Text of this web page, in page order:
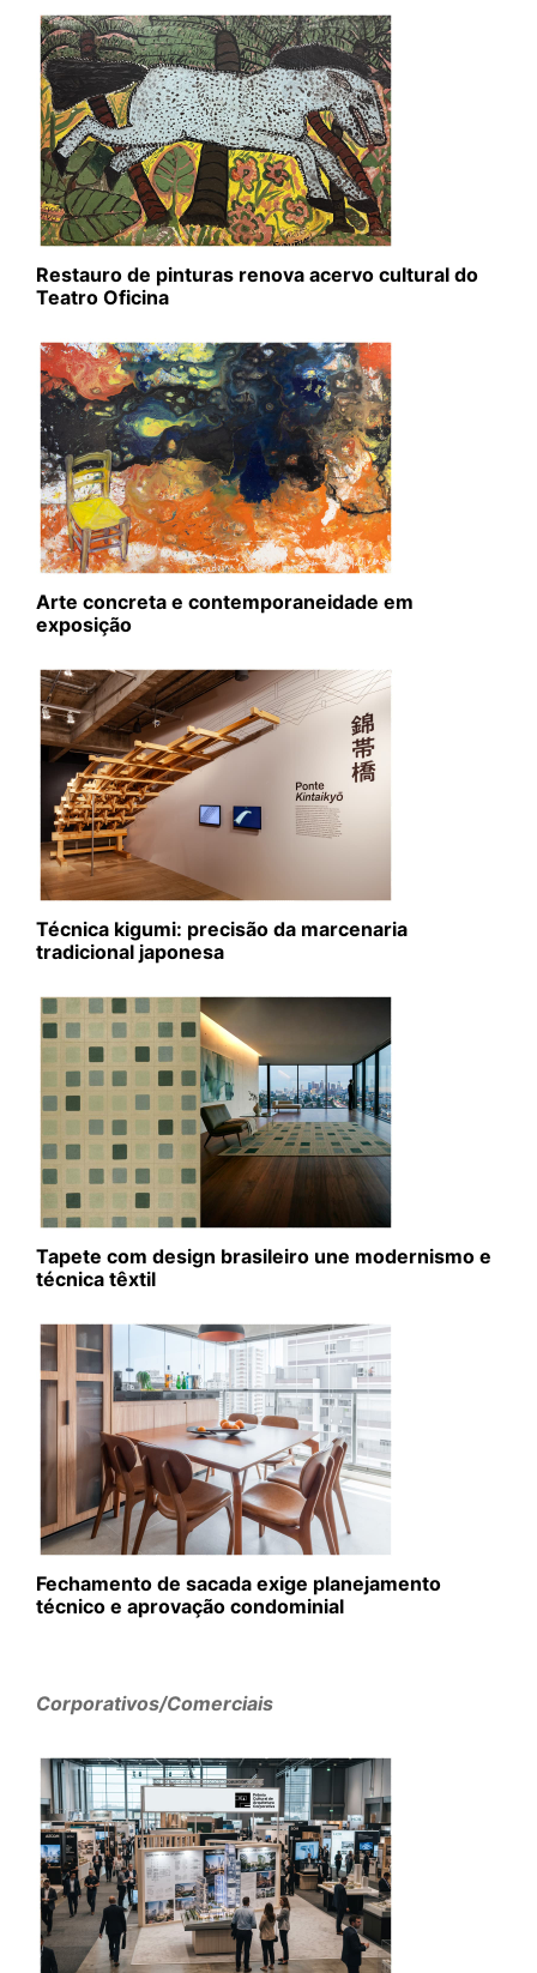
Restauro de pinturas renova acervo cultural do
Teatro Oficina
Arte concreta e contemporaneidade em
exposição
Técnica kigumi: precisão da marcenaria
tradicional japonesa
Tapete com design brasileiro une modernismo e
técnica têxtil
Fechamento de sacada exige planejamento
técnico e aprovação condominial
Corporativos/Comerciais